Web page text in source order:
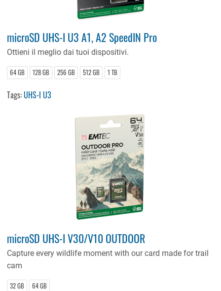
microSD UHS-I U3 A1, A2 SpeedIN Pro
Ottieni il meglio dai tuoi dispositivi.
64 GB 128 GB 256 GB 512 GB 1 TB
Tags:UHS-I U3
microSD UHS-I V30/V10 OUTDOOR
Capture every wildlife moment with our card made for trail
cam
32 GB 64 GB